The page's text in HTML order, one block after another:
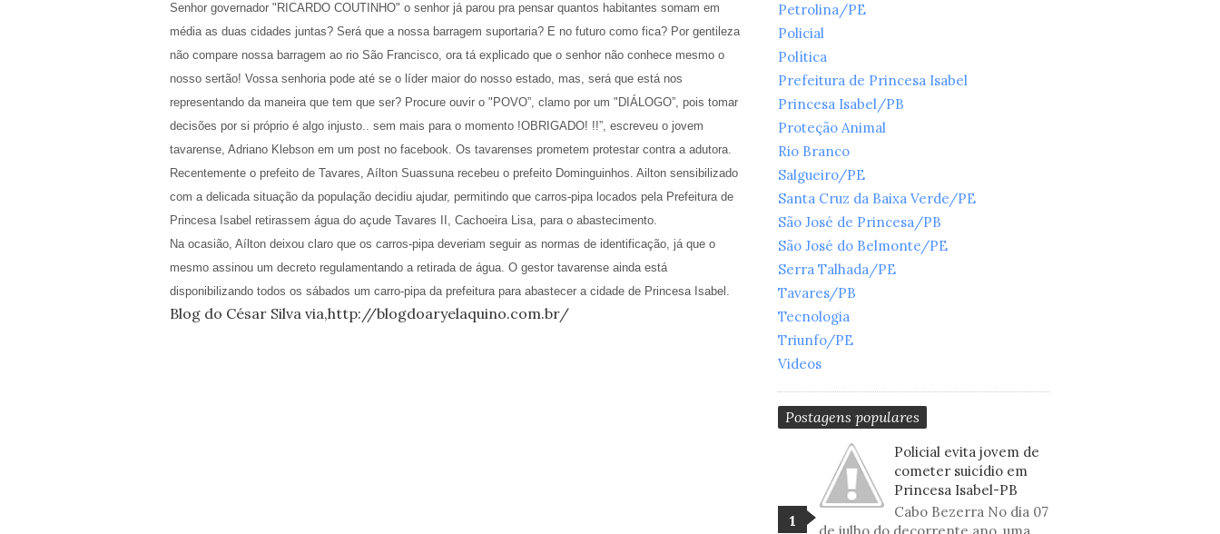
Senhor governador "RICARDO COUTINHO" o senhor já parou pra pensar quantos habitantes somam em
média as duas cidades juntas? Será que a nossa barragem suportaria? E no futuro como fica? Por gentileza
não compare nossa barragem ao rio São Francisco, ora tá explicado que o senhor não conhece mesmo o
nosso sertão! Vossa senhoria pode até se o líder maior do nosso estado, mas, será que está nos
representando da maneira que tem que ser? Procure ouvir o "POVO”, clamo por um "DIÁLOGO”, pois tomar
decisões por si próprio é algo injusto.. sem mais para o momento !OBRIGADO! !!”, escreveu o jovem
tavarense, Adriano Klebson em um post no facebook. Os tavarenses prometem protestar contra a adutora.
Recentemente o prefeito de Tavares, Aílton Suassuna recebeu o prefeito Dominguinhos. Ailton sensibilizado
com a delicada situação da população decidiu ajudar, permitindo que carros-pipa locados pela Prefeitura de
Princesa Isabel retirassem água do açude Tavares II, Cachoeira Lisa, para o abastecimento.
Na ocasião, Aílton deixou claro que os carros-pipa deveriam seguir as normas de identificação, já que o
mesmo assinou um decreto regulamentando a retirada de água. O gestor tavarense ainda está
disponibilizando todos os sábados um carro-pipa da prefeitura para abastecer a cidade de Princesa Isabel.
Blog do César Silva via,http://blogdoaryelaquino.com.br/
Petrolina/PE
Policial
Política
Prefeitura de Princesa Isabel
Princesa Isabel/PB
Proteção Animal
Rio Branco
Salgueiro/PE
Santa Cruz da Baixa Verde/PE
São José de Princesa/PB
São José do Belmonte/PE
Serra Talhada/PE
Tavares/PB
Tecnologia
Triunfo/PE
Videos
Postagens populares
Policial evita jovem de
cometer suicídio em
Princesa Isabel-PB
Cabo Bezerra No dia 07